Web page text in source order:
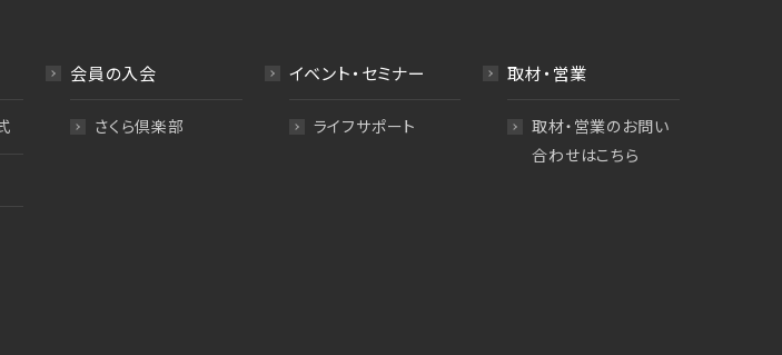
会員の入会
さくら倶楽部
イベント・セミナー
ライフサポート
取材・営業
取材・営業のお問い
合わせはこちら